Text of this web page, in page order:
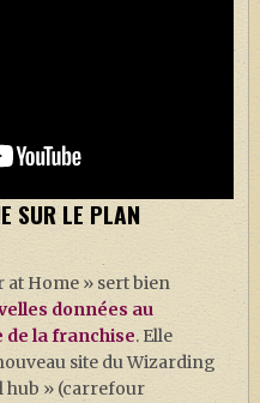
SUR LE PLAN
Home » sert bien
données au
la franchise. Elle
site du Wizarding
hub » (carrefour